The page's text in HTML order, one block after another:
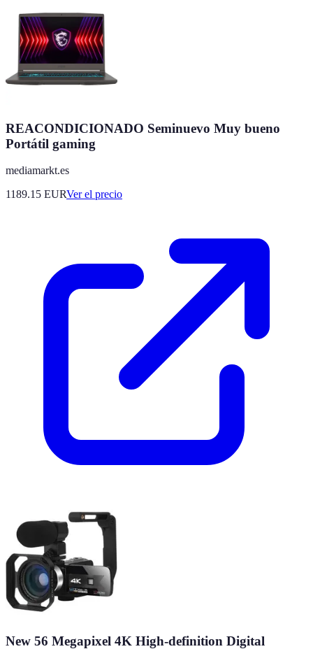
REACONDICIONADO Seminuevo Muy bueno
Portátil gaming
mediamarkt.es
1189.15 EURVer el precio
New 56 Megapixel 4K High-definition Digital